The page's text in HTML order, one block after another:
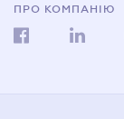
ПРО КОМПАНІЮ